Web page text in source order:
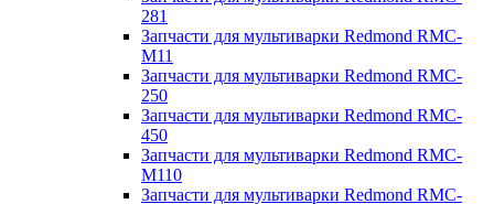
281
Запчасти для мультиварки Redmond RMC-
M11
Запчасти для мультиварки Redmond RMC-
250
Запчасти для мультиварки Redmond RMC-
450
Запчасти для мультиварки Redmond RMC-
M110
Запчасти для мультиварки Redmond RMC-